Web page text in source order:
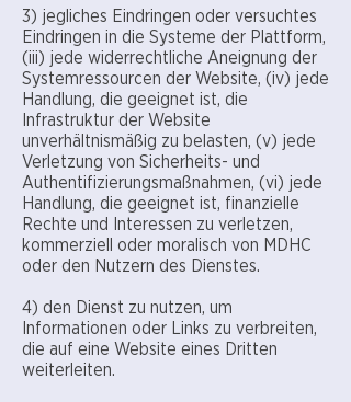
3) jegliches Eindringen oder versuchtes
Eindringen in die Systeme der Plattform,
(iii) jede widerrechtliche Aneignung der
Systemressourcen der Website, (iv) jede
Handlung, die geeignet ist, die
Infrastruktur der Website
unverhältnismäßig zu belasten, (v) jede
Verletzung von Sicherheits- und
Authentifizierungsmaßnahmen, (vi) jede
Handlung, die geeignet ist, finanzielle
Rechte und Interessen zu verletzen,
kommerziell oder moralisch von MDHC
oder den Nutzern des Dienstes.
4) den Dienst zu nutzen, um
Informationen oder Links zu verbreiten,
die auf eine Website eines Dritten
weiterleiten.